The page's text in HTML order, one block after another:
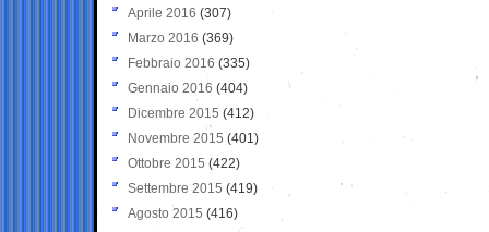
Aprile 2016 (307)
Marzo 2016 (369)
Febbraio 2016 (335)
Gennaio 2016 (404)
Dicembre 2015 (412)
Novembre 2015 (401)
Ottobre 2015 (422)
Settembre 2015 (419)
Agosto 2015 (416)